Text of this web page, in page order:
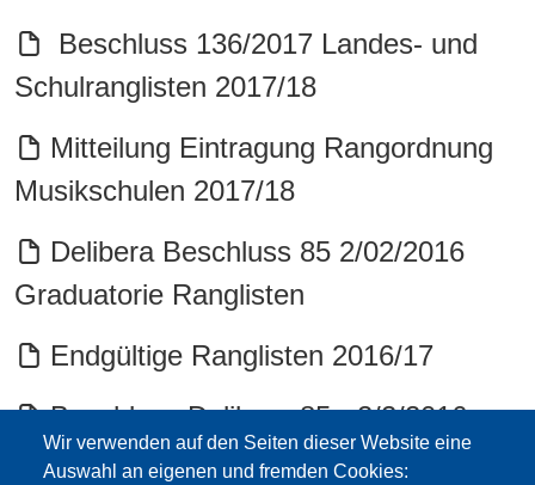
Wir verwenden auf den Seiten dieser Website eine
Auswahl an eigenen und fremden Cookies:
Beschluss 136/2017 Landes- und
Schulranglisten 2017/18
Mitteilung Eintragung Rangordnung
Musikschulen 2017/18
Delibera Beschluss 85 2/02/2016
Graduatorie Ranglisten
Endgültige Ranglisten 2016/17
Beschluss Delibera 85 - 2/2/2016
Assunzione/Aufnahme